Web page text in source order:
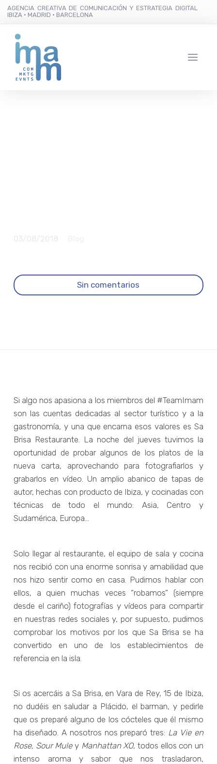
AGENCIA CREATIVA DE COMUNICACIÓN Y ESTRATEGIA DIGITAL
IBIZA · MADRID · BARCELONA
Sin comentarios
Si algo nos apasiona a los miembros del #TeamImam
son las cuentas dedicadas al sector turístico y a la
gastronomía, y una que encarna esos valores es Sa
Brisa Restaurante. La noche del jueves tuvimos la
oportunidad de probar algunos de los platos de la
nueva carta, aprovechando para fotografiarlos y
grabarlos en vídeo. Un amplio abanico de tapas de
autor, hechas con producto de Ibiza, y cocinadas con
técnicas de todo el mundo: Asia, Centro y
Sudamérica, Europa…
Solo llegar al restaurante, el equipo de sala y cocina
nos recibió con una enorme sonrisa y amabilidad que
nos hizo sentir como en casa. Pudimos hablar con
ellos, a quien muchas veces “robamos” (siempre
desde el cariño) fotografías y vídeos para compartir
en nuestras redes sociales y, por supuesto, pudimos
comprobar los motivos por los que Sa Brisa se ha
convertido en uno de los establecimientos de
referencia en la isla.
Si os acercáis a Sa Brisa, en Vara de Rey, 15 de Ibiza,
no dudéis en saludar a Plácido, el barman, y pedirle
que os preparé alguno de los cócteles que él mismo
ha diseñado. A nosotros nos preparó tres: La Vie en
Rose, Sour Muley Manhattan XO, todos ellos con un
intenso aroma y sabor que nos trasladaron,